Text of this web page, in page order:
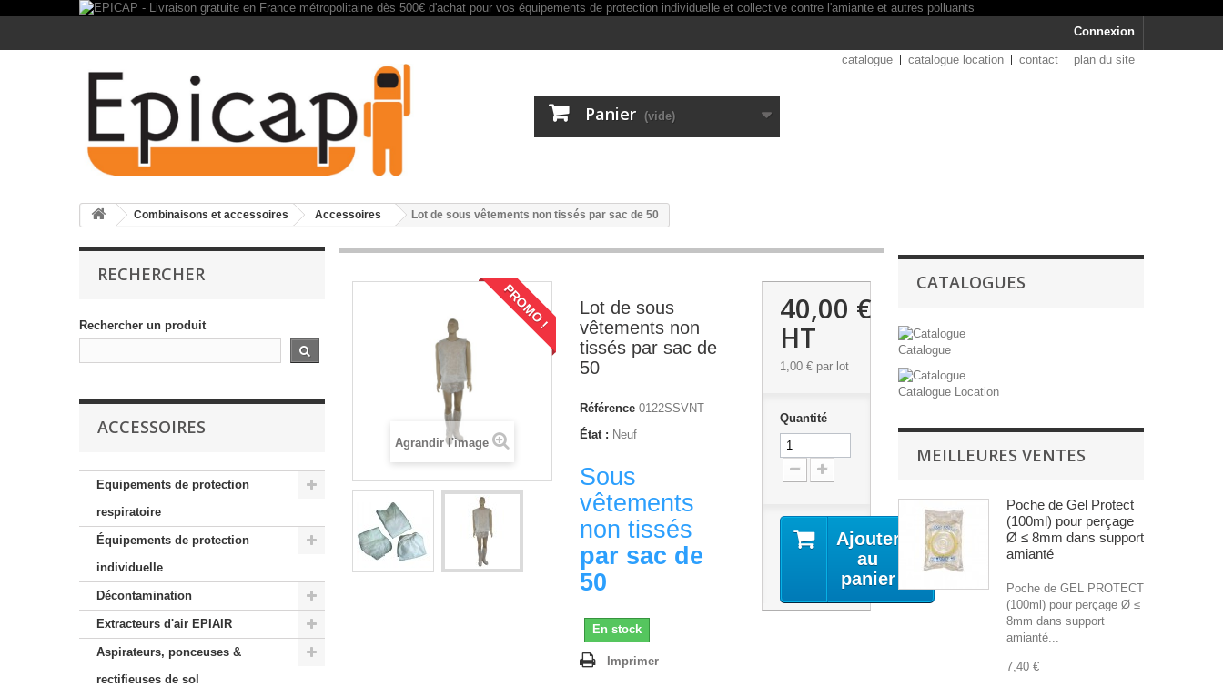
Connexion
catalogue catalogue location contact plan du site
Panier (vide)
Combinaisons et accessoires Accessoires Lot de sous vêtements non tissés par sac de 50
RECHERCHER
Rechercher un produit
ACCESSOIRES
Equipements de protection
respiratoire
Équipements de protection
individuelle
Décontamination
Extracteurs d'air EPIAIR
Aspirateurs, ponceuses &
rectifieuses de sol
PROMO !
Agrandir l'image
Lot de sous
vêtements non
tissés par sac de
50
Référence 0122SSVNT
État : Neuf
Sous
vêtements
non tissés
par sac de
50
En stock
Imprimer
40,00 €
HT
1,00 €par lot
Quantité
Ajouter
au
panier
CATALOGUES
Catalogue
Catalogue Location
MEILLEURES VENTES
Poche de Gel Protect
(100ml) pour perçage
Ø ≤ 8mm dans support
amianté
Poche de GEL PROTECT
(100ml) pour perçage Ø ≤
8mm dans support
amianté...
7,40 €